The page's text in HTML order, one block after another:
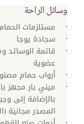
وسائل الراحة
مستلزمات
سجادة يوجا
عضوية
أرواب حمام
ميني بار مجهز
بالإضافة إلى
المصدر مجانية